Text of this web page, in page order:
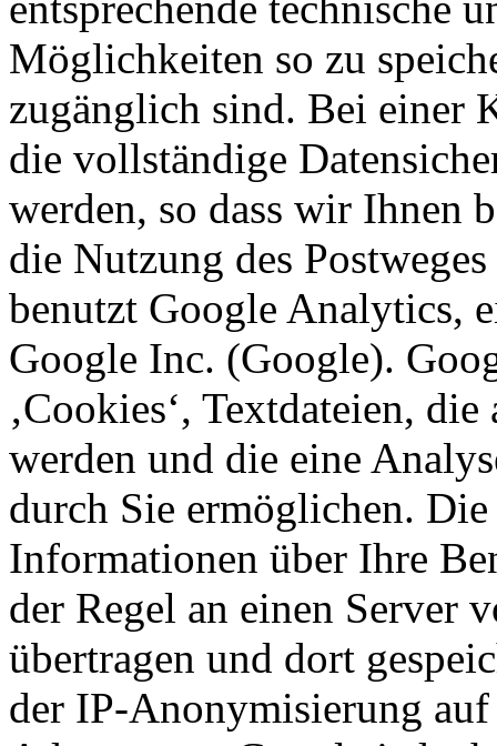
Möglichkeiten so zu
zugänglich sind. Bei einer
die vollständige
werden, so dass wir Ihnen
die Nutzung des
benutzt Google Analytics,
Google Inc. (Google).
‚Cookies‘, Textdateien,
werden und die eine
durch Sie ermöglichen.
Informationen über Ihre
der Regel an einen Server
übertragen und dort
der IP-Anonymisierung